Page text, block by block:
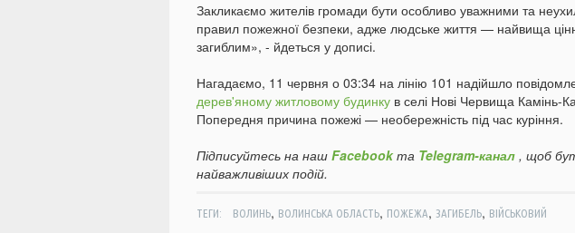
Закликаємо жителів громади бути особливо уважними та
правил пожежної безпеки, адже людське життя — найвища
загиблим», - йдеться у дописі.
Нагадаємо, 11 червня о 03:34 на лінію 101 надійшло
дерев'яному житловому будинку в селі Нові Червища Камінь-
Попередня причина пожежі — необережність під час куріння.
Підписуйтесь на наш Facebookта Telegram-канал , щоб
найважливіших подій.
ТЕГИ: ВОЛИНЬ, ВОЛИНСЬКА ОБЛАСТЬ, ПОЖЕЖА, ЗАГИБЕЛЬ, ВІЙСЬКОВИЙ